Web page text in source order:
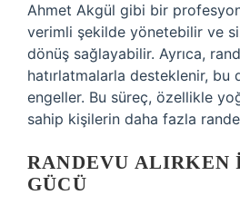
Ahmet Akgül gibi bir
verimli şekilde yönetebilir ve
dönüş sağlayabilir. Ayrıca,
hatırlatmalarla desteklenir, bu
engeller. Bu süreç, özellikle
sahip kişilerin daha fazla
RANDEVU
GÜCÜ